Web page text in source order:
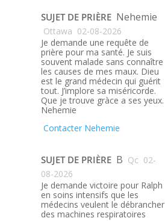
SUJET DE PRIÈRE Nehemie
Ottawa 02-08-2026
Je demande une requête de
prière pour ma santé. Je suis
souvent malade sans connaître
les causes de mes maux. Dieu
est le grand médecin qui guérit
tout. J’implore sa miséricorde.
Que je trouve gràce a ses yeux.
Nehemie
Contacter Nehemie
SUJET DE PRIÈRE B Qc 02-
08-2026
Je demande victoire pour Ralph
en soins intensifs que les
médecins veulent le débrancher
des machines respiratoires